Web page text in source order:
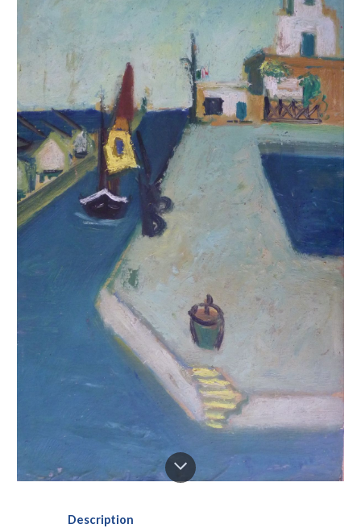
Description